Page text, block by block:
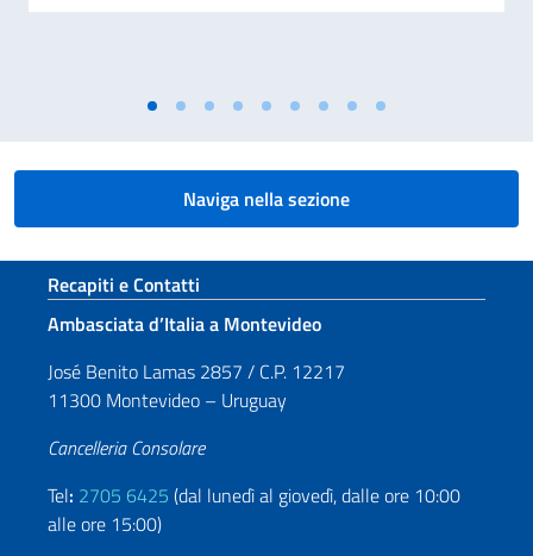
Naviga nella sezione
Sezione footer
Recapiti e Contatti
Ambasciata d’Italia a Montevideo
José Benito Lamas 2857 / C.P. 12217
11300 Montevideo – Uruguay
Cancelleria Consolare
Tel: 2705 6425 (dal lunedì al giovedì, dalle ore 10:00
alle ore 15:00)